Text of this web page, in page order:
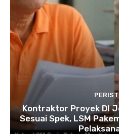
Kontraktor Proyek DI
Sesuai Spek, LSM